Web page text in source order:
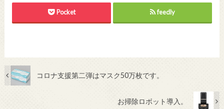
Pocket feedly
コロナ支援第二弾はマスク50万枚です。
お掃除ロボット導入。